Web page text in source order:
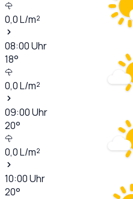
0,0L/m²
08:00Uhr
18°
0,0L/m²
09:00Uhr
20°
0,0L/m²
10:00Uhr
20°